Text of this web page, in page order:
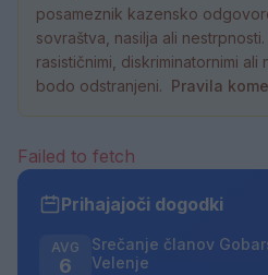
posameznik kazensko
sovraštva, nasilja ali nestrpnosti.
rasističnimi, diskriminatornimi ali
bodo odstranjeni. Pravila
Failed to fetch
Prihajajoči dogodki
AVG
6
Srečanje članov
Velenje